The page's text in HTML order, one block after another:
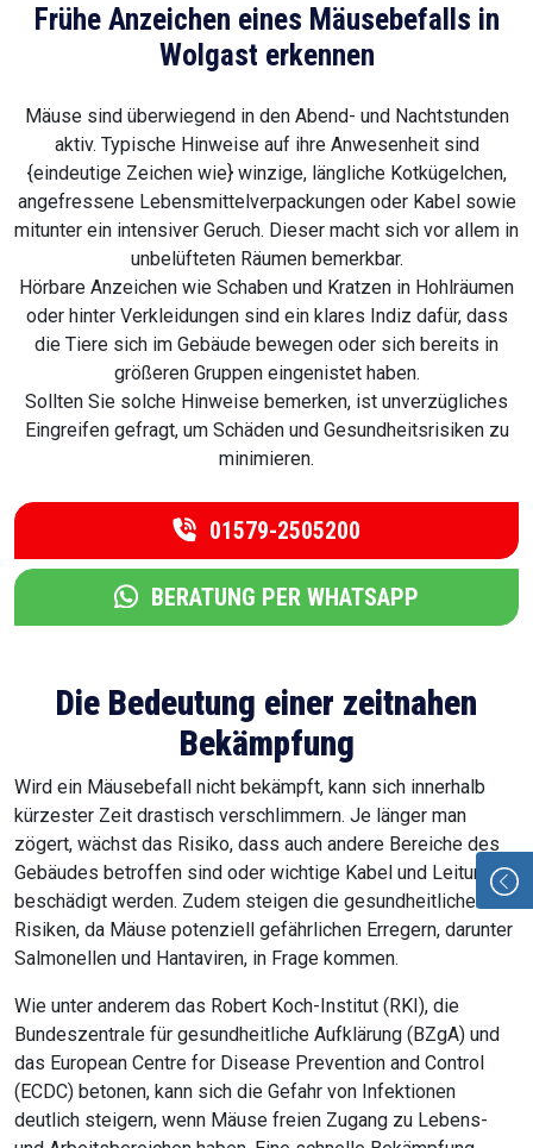
Frühe Anzeichen eines Mäusebefalls in
Wolgast erkennen
Mäuse sind überwiegend in den Abend- und Nachtstunden
aktiv. Typische Hinweise auf ihre Anwesenheit sind
{eindeutige Zeichen wie} winzige, längliche Kotkügelchen,
angefressene Lebensmittelverpackungen oder Kabel sowie
mitunter ein intensiver Geruch. Dieser macht sich vor allem in
unbelüfteten Räumen bemerkbar.
Hörbare Anzeichen wie Schaben und Kratzen in Hohlräumen
oder hinter Verkleidungen sind ein klares Indiz dafür, dass
die Tiere sich im Gebäude bewegen oder sich bereits in
größeren Gruppen eingenistet haben.
Sollten Sie solche Hinweise bemerken, ist unverzügliches
Eingreifen gefragt, um Schäden und Gesundheitsrisiken zu
minimieren.
01579-2505200
BERATUNG PER WHATSAPP
Die Bedeutung einer zeitnahen
Bekämpfung
Wird ein Mäusebefall nicht bekämpft, kann sich innerhalb
kürzester Zeit drastisch verschlimmern. Je länger man
zögert, wächst das Risiko, dass auch andere Bereiche des
Gebäudes betroffen sind oder wichtige Kabel und Leitungen
beschädigt werden. Zudem steigen die gesundheitlichen
Risiken, da Mäuse potenziell gefährlichen Erregern, darunter
Salmonellen und Hantaviren, in Frage kommen.
Wie unter anderem das Robert Koch-Institut (RKI), die
Bundeszentrale für gesundheitliche Aufklärung (BZgA) und
das European Centre for Disease Prevention and Control
(ECDC) betonen, kann sich die Gefahr von Infektionen
deutlich steigern, wenn Mäuse freien Zugang zu Lebens-